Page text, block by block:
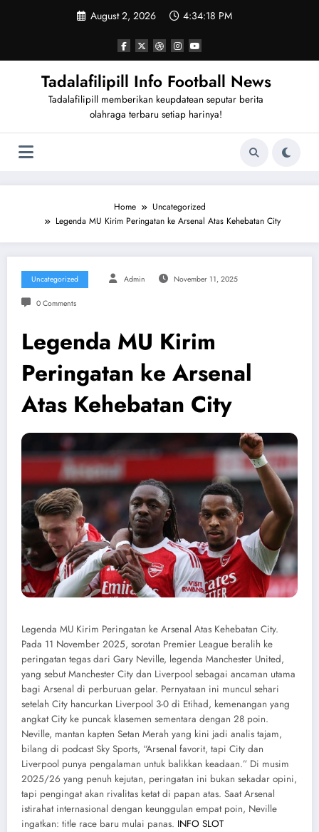
August 2, 2026 4:34:19 PM
Tadalafilipill Info Football News
Tadalafilipill memberikan keupdatean seputar berita
olahraga terbaru setiap harinya!
Home
Uncategorized
Legenda MU Kirim Peringatan ke Arsenal Atas Kehebatan City
Uncategorized Admin November 11, 2025
0 Comments
Legenda MU Kirim
Peringatan ke Arsenal
Atas Kehebatan City
Legenda MU Kirim Peringatan ke Arsenal Atas Kehebatan City.
Pada 11 November 2025, sorotan Premier League beralih ke
peringatan tegas dari Gary Neville, legenda Manchester United,
yang sebut Manchester City dan Liverpool sebagai ancaman utama
bagi Arsenal di perburuan gelar. Pernyataan ini muncul sehari
setelah City hancurkan Liverpool 3-0 di Etihad, kemenangan yang
angkat City ke puncak klasemen sementara dengan 28 poin.
Neville, mantan kapten Setan Merah yang kini jadi analis tajam,
bilang di podcast Sky Sports, “Arsenal favorit, tapi City dan
Liverpool punya pengalaman untuk balikkan keadaan.” Di musim
2025/26 yang penuh kejutan, peringatan ini bukan sekadar opini,
tapi pengingat akan rivalitas ketat di papan atas. Saat Arsenal
istirahat internasional dengan keunggulan empat poin, Neville
ingatkan: title race baru mulai panas. INFO SLOT